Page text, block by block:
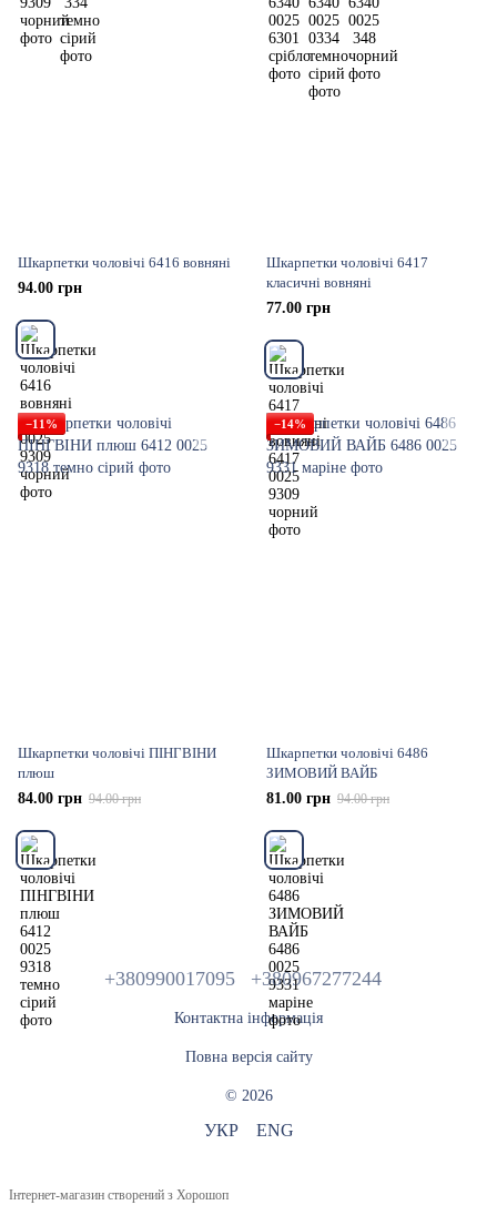
Шкарпетки чоловічі 6416 вовняні
94.00 грн
Шкарпетки чоловічі 6417
класичні вовняні
77.00 грн
−11%
Шкарпетки чоловічі ПІНГВІНИ
плюш
84.00 грн 94.00 грн
−14%
Шкарпетки чоловічі 6486
ЗИМОВИЙ ВАЙБ
81.00 грн 94.00 грн
+380990017095 +380967277244
Контактна інформація
Повна версія сайту
© 2026
УКР ENG
Інтернет-магазин створений з Хорошоп